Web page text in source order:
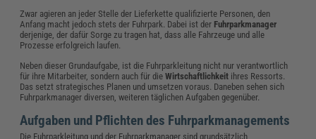
Zwar agieren an jeder Stelle der Lieferkette qualifizierte Personen, den
Anfang macht jedoch stets der Fuhrpark. Dabei ist der Fuhrparkmanager
derjenige, der dafür Sorge zu tragen hat, dass alle Fahrzeuge und alle
Prozesse erfolgreich laufen.
Neben dieser Grundaufgabe, ist die Fuhrparkleitung nicht nur verantwortlich
für ihre Mitarbeiter, sondern auch für dieWirtschaftlichkeit ihres Ressorts.
Das setzt strategisches Planen und umsetzen voraus. Daneben sehen sich
Fuhrparkmanager diversen, weiteren täglichen Aufgaben gegenüber.
Aufgaben und Pflichten des Fuhrparkmanagements
Die Fuhrparkleitung und der Fuhrparkmanager sind grundsätzlich